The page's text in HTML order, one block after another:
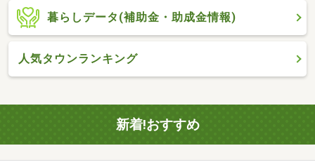
暮らしデータ(補助金・助成金情報)
人気タウンランキング
新着!おすすめ